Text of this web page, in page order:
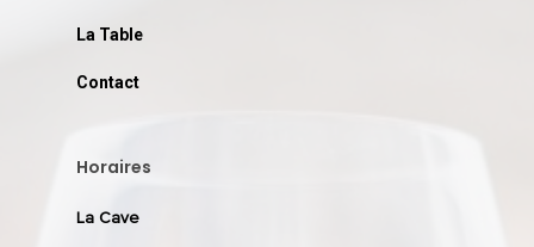
La Table
Contact
Horaires
La Cave